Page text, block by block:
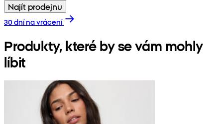
Najít prodejnu
30 dní na vrácení
Produkty, které by se vám mohly
líbit